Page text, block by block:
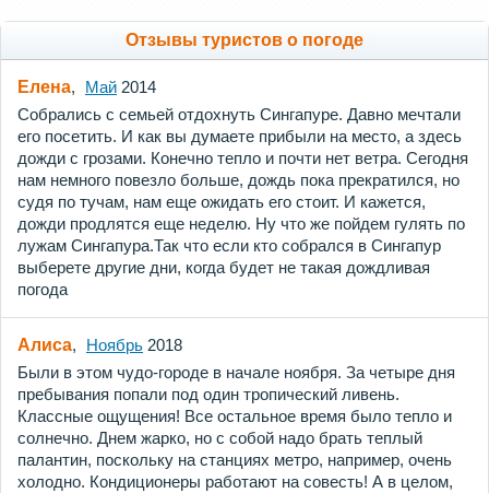
Отзывы туристов о погоде
Елена, Май 2014
Собрались с семьей отдохнуть Сингапуре. Давно мечтали
его посетить. И как вы думаете прибыли на место, а здесь
дожди с грозами. Конечно тепло и почти нет ветра. Сегодня
нам немного повезло больше, дождь пока прекратился, но
судя по тучам, нам еще ожидать его стоит. И кажется,
дожди продлятся еще неделю. Ну что же пойдем гулять по
лужам Сингапура.Так что если кто собрался в Сингапур
выберете другие дни, когда будет не такая дождливая
погода
Алиса, Ноябрь 2018
Были в этом чудо-городе в начале ноября. За четыре дня
пребывания попали под один тропический ливень.
Классные ощущения! Все остальное время было тепло и
солнечно. Днем жарко, но с собой надо брать теплый
палантин, поскольку на станциях метро, например, очень
холодно. Кондиционеры работают на совесть! А в целом,